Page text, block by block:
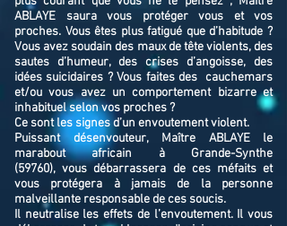
ABLAYE saura vous protéger vous et vos
proches. Vous êtes plus fatigué que d’habitude ?
Vous avez soudain des maux de tête violents, des
sautes d’humeur, des crises d’angoisse, des
idées suicidaires ? Vous faites des cauchemars
et/ou vous avez un comportement bizarre et
inhabituel selon vos proches ?
Ce sont les signes d’un envoutement violent.
Puissant désenvouteur,
Maître ABLAYE
le
marabout africain à Grande-Synthe
(59760), vous débarrassera de ces méfaits et
vous protégera à jamais de la personne
malveillante responsable de ces soucis.
Il neutralise les effets de l’envoutement. Il vous